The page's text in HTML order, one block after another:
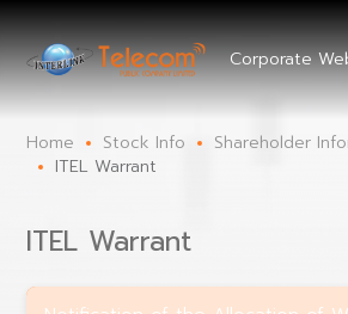
Corporate
Home Stock Info
Shareholder
ITEL Warrant
ITEL Warrant